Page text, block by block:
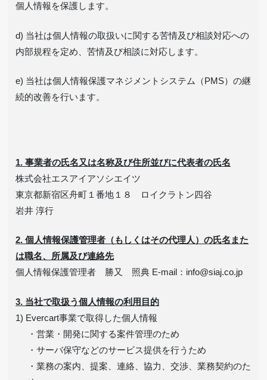
個人情報を保護します。
d) 当社は個人情報の取扱いに関する苦情及び相談対応への
内部規程を定め、苦情及び相談に対応します。
e) 当社は個人情報保護マネジメントシステム（PMS）の継
続的改善を行います。
1. 事業者の氏名又は名称及び住所並びに代表者の氏名
株式会社エスアイアソシエイツ
東京都新宿区舟町１番地１８ ロイクラトン四谷
岩井 淳行
2. 個人情報保護管理者（もしくはその代理人）の氏名また
は職名、所属及び連絡先
個人情報保護管理者 勝又 照典 E-mail：info
siaj.co.jp
3. 当社で取扱う個人情報の利用目的
1) Evercart事業で取得した個人情報
・営業・開発に関する案件管理のため
・サーバ保守などのサービス提供を行うため
・業務の案内、提案、連絡、協力、交渉、業務契約のた